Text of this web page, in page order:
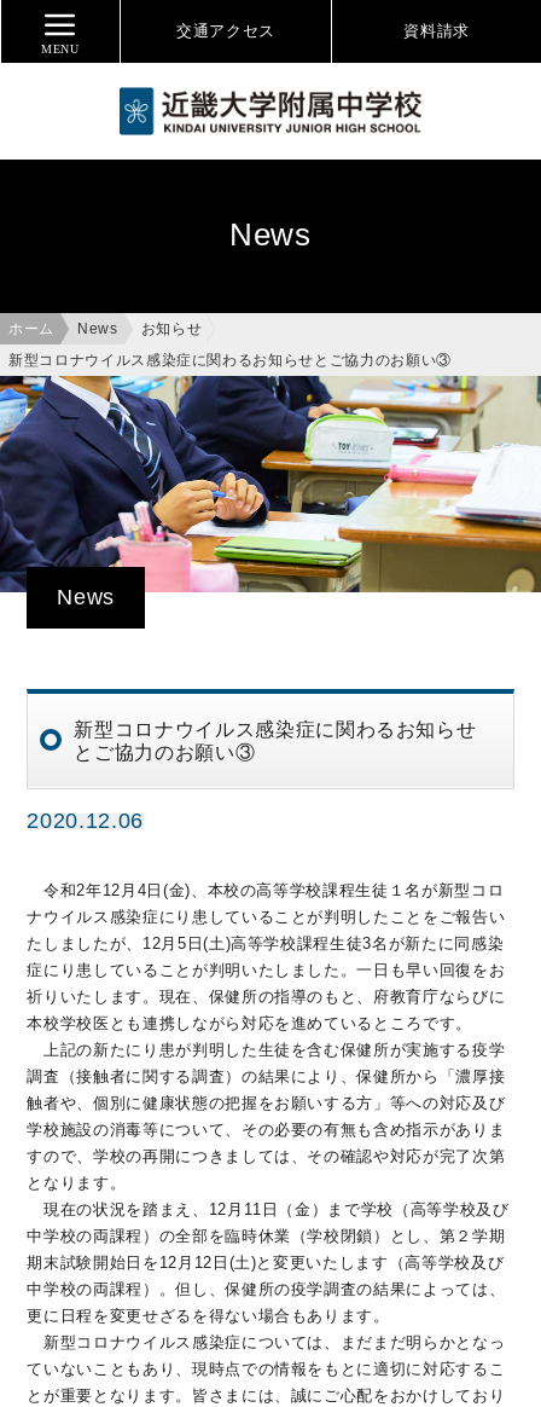
MENU
交通アクセス 資料請求
News
ホーム News
お知らせ
新型コロナウイルス感染症に関わるお知らせとご協力のお願い③
News
新型コロナウイルス感染症に関わるお知らせ
とご協力のお願い③
2020.12.06
令和2年12月4日(金)、本校の高等学校課程生徒１名が新型コロ
ナウイルス感染症にり患していることが判明したことをご報告い
たしましたが、12月5日(土)高等学校課程生徒3名が新たに同感染
症にり患していることが判明いたしました。一日も早い回復をお
祈りいたします。現在、保健所の指導のもと、府教育庁ならびに
本校学校医とも連携しながら対応を進めているところです。
上記の新たにり患が判明した生徒を含む保健所が実施する疫学
調査（接触者に関する調査）の結果により、保健所から「濃厚接
触者や、個別に健康状態の把握をお願いする方」等への対応及び
学校施設の消毒等について、その必要の有無も含め指示がありま
すので、学校の再開につきましては、その確認や対応が完了次第
となります。
現在の状況を踏まえ、12月11日（金）まで学校（高等学校及び
中学校の両課程）の全部を臨時休業（学校閉鎖）とし、第２学期
期末試験開始日を12月12日(土)と変更いたします（高等学校及び
中学校の両課程）。但し、保健所の疫学調査の結果によっては、
更に日程を変更せざるを得ない場合もあります。
新型コロナウイルス感染症については、まだまだ明らかとなっ
ていないこともあり、現時点での情報をもとに適切に対応するこ
とが重要となります。皆さまには、誠にご心配をおかけしており